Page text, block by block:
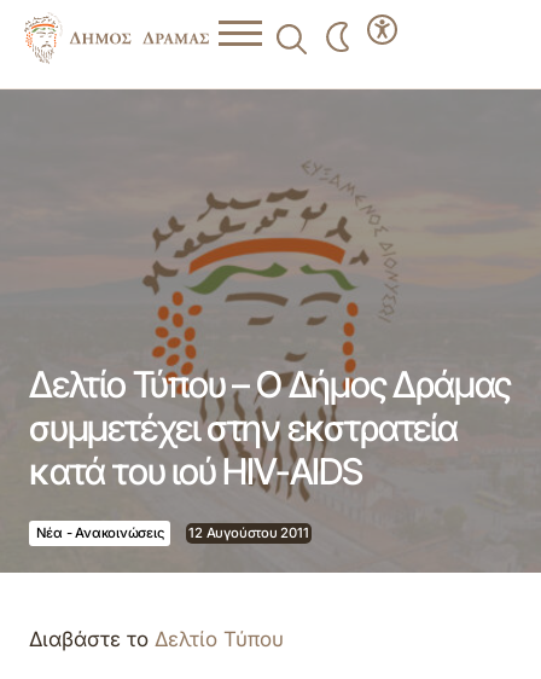
Δελτίο Τύπου – Ο Δήμος Δράμας
συμμετέχει στην εκστρατεία
κατά του ιού HIV-AIDS
Νέα - Ανακοινώσεις 12 Αυγούστου 2011
Διαβάστε το Δελτίο Τύπου